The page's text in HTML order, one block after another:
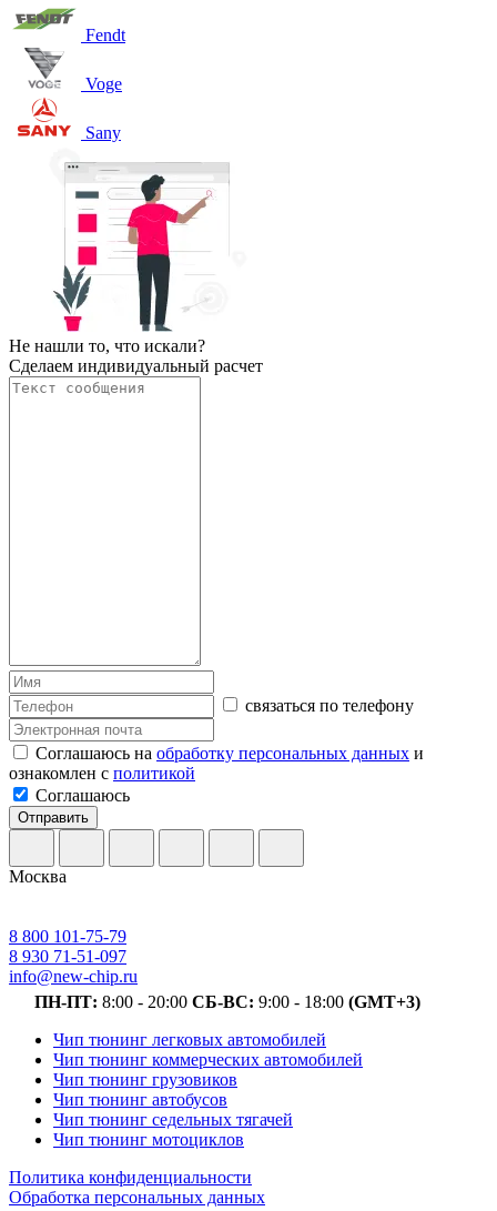
Fendt
Voge
Sany
Не нашли то, что искали?
Сделаем индивидуальный расчет
связаться по телефону
Соглашаюсь на обработку персональных данных и
ознакомлен с политикой
Соглашаюсь
Отправить
Москва
8 800 101-75-79
8 930 71-51-097
info@new-chip.ru
ПН-ПТ: 8:00 - 20:00 СБ-ВС: 9:00 - 18:00 (GMT+3)
Чип тюнинг легковых автомобилей
Чип тюнинг коммерческих автомобилей
Чип тюнинг грузовиков
Чип тюнинг автобусов
Чип тюнинг седельных тягачей
Чип тюнинг мотоциклов
Политика конфиденциальности
Обработка персональных данных